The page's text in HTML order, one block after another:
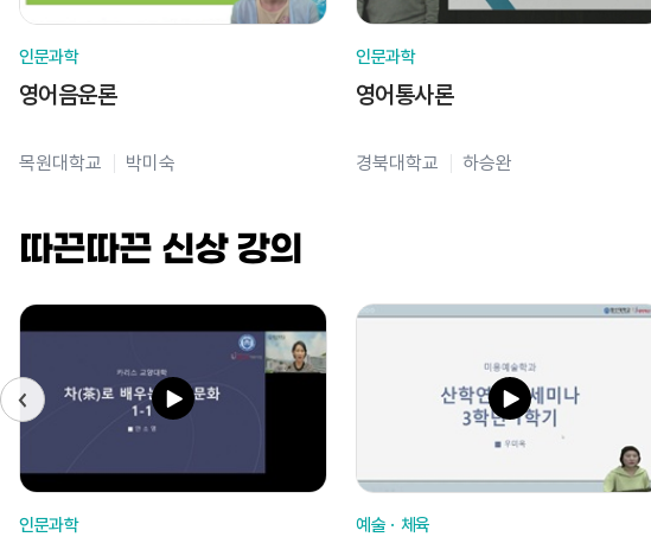
인문과학
영어음운론
목원대학교 박미숙
인문과학
영어통사론
경북대학교 하승완
따끈따끈 신상 강의
인문과학 예술ㆍ체육